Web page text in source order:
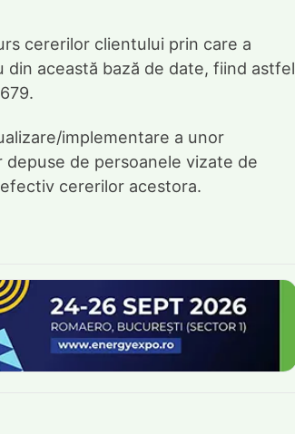
cererilor clientului prin care a
această bază de date, fiind astfel
implementare a unor
de persoanele vizate de
cererilor acestora.